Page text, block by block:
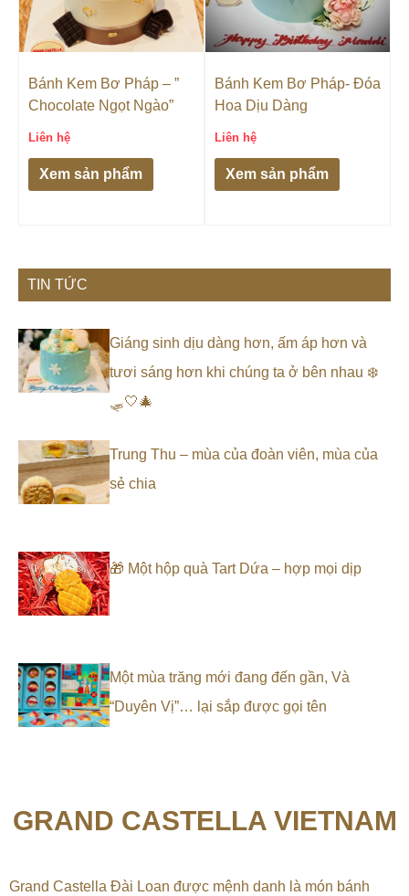
Bánh Kem Bơ Pháp – ”
Chocolate Ngọt Ngào”
Liên hệ
Xem sản phẩm
Bánh Kem Bơ Pháp- Đóa
Hoa Dịu Dàng
Liên hệ
Xem sản phẩm
TIN TỨC
Giáng sinh dịu dàng hơn, ấm áp hơn và
tươi sáng hơn khi chúng ta ở bên nhau ❄️
🛷🤍🎄
Trung Thu – mùa của đoàn viên, mùa của
sẻ chia
🎁 Một hộp quà Tart Dứa – hợp mọi dịp
Một mùa trăng mới đang đến gần, Và
“Duyên Vị”… lại sắp được gọi tên
GRAND CASTELLA VIETNAM
Grand Castella Đài Loan được mệnh danh là món bánh